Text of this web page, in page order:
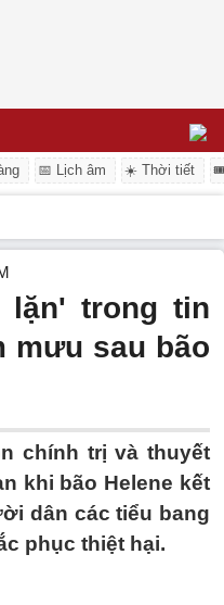
📅 Lịch âm ☀️ Thời tiết
lặn' trong tin
mưu sau bão
chính trị và thuyết
khi bão Helene kết
dân các tiểu bang
phục thiệt hại.